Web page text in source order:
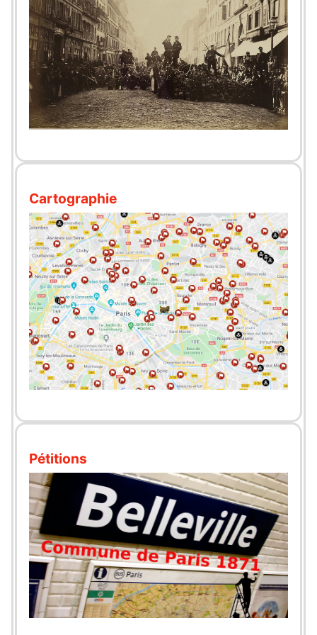
Cartographie
Pétitions